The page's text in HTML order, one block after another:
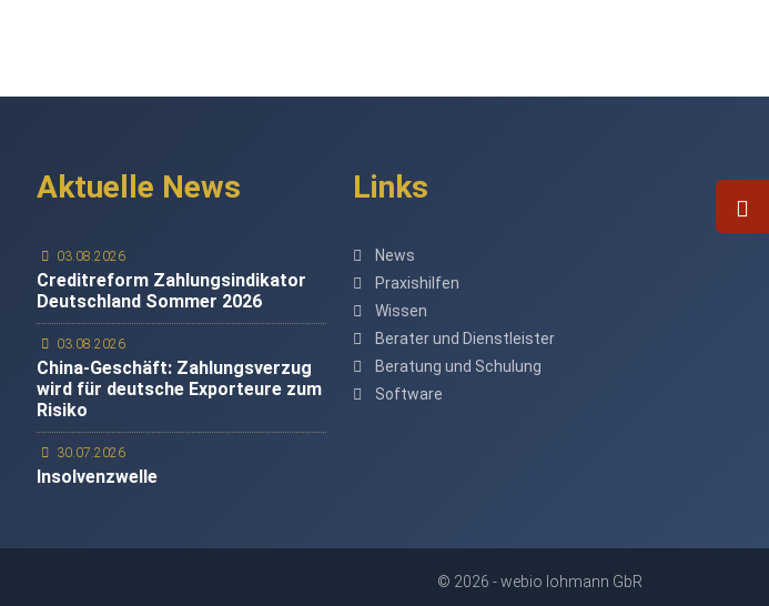
Aktuelle News
03.08.2026
Creditreform Zahlungsindikator
Deutschland Sommer 2026
03.08.2026
China-Geschäft: Zahlungsverzug
wird für deutsche Exporteure zum
Risiko
30.07.2026
Insolvenzwelle
Links
News
Praxishilfen
Wissen
Berater und Dienstleister
Beratung und Schulung
Software
© 2026 -webio lohmann GbR